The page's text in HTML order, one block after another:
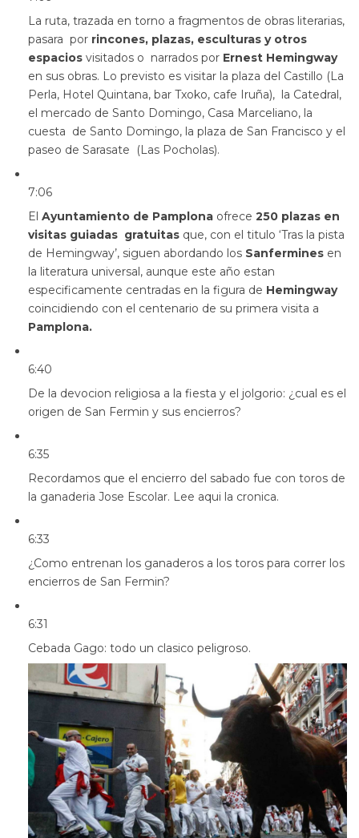
La ruta, trazada en torno a fragmentos de obras literarias,
pasara por rincones, plazas, esculturas y otros
espacios visitados o narrados por Ernest Hemingway
en sus obras. Lo previsto es visitar la plaza del Castillo (La
Perla, Hotel Quintana, bar Txoko, cafe Iruña), la Catedral,
el mercado de Santo Domingo, Casa Marceliano, la
cuesta de Santo Domingo, la plaza de San Francisco y el
paseo de Sarasate (Las Pocholas).
7:06
El Ayuntamiento de Pamplona ofrece 250 plazas en
visitas guiadas gratuitas que, con el titulo ‘Tras la pista
de Hemingway’, siguen abordando los Sanfermines en
la literatura universal, aunque este año estan
especificamente centradas en la figura de Hemingway
coincidiendo con el centenario de su primera visita a
Pamplona.
6:40
De la devocion religiosa a la fiesta y el jolgorio: ¿cual es el
origen de San Fermin y sus encierros?
6:35
Recordamos que el encierro del sabado fue con toros de
la ganaderia Jose Escolar. Lee aqui la cronica.
6:33
¿Como entrenan los ganaderos a los toros para correr los
encierros de San Fermin?
6:31
Cebada Gago: todo un clasico peligroso.